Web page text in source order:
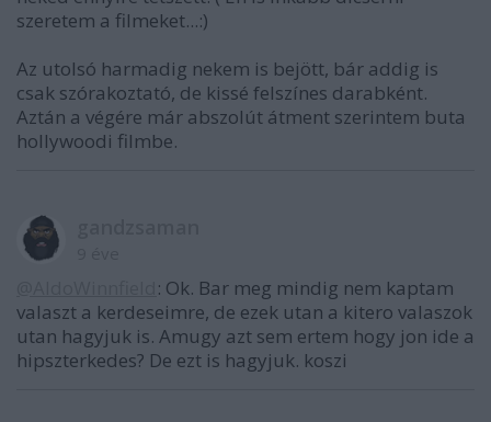
szeretem a filmeket...:)
Az utolsó harmadig nekem is bejött, bár addig is
csak szórakoztató, de kissé felszínes darabként.
Aztán a végére már abszolút átment szerintem buta
hollywoodi filmbe.
: Ok. Bar meg mindig nem kaptam
valaszt a kerdeseimre, de ezek utan a kitero valaszok
utan hagyjuk is. Amugy azt sem ertem hogy jon ide a
hipszterkedes? De ezt is hagyjuk. koszi